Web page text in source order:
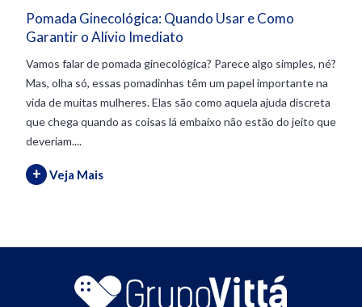
Pomada Ginecológica: Quando Usar e Como
Garantir o Alívio Imediato
Vamos falar de pomada ginecológica? Parece algo simples, né?
Mas, olha só, essas pomadinhas têm um papel importante na
vida de muitas mulheres. Elas são como aquela ajuda discreta
que chega quando as coisas lá embaixo não estão do jeito que
deveriam....
+ Veja Mais